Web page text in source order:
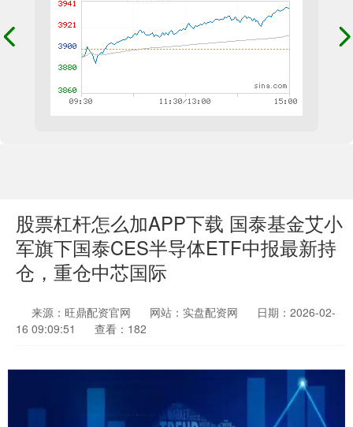
股票杠杆怎么加APP下载 国泰基金艾小
军旗下国泰CES半导体ETF中报最新持
仓，重仓中芯国际
来源：旺鼎配资官网 网站：实盘配资网
日期：2026-02-
16 09:09:51
查看：182